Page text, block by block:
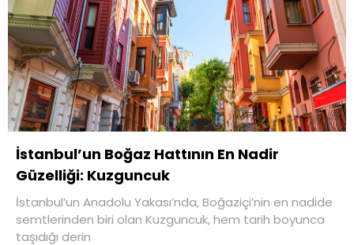
İstanbul’un Boğaz Hattının En Nadir
Güzelliği: Kuzguncuk
İstanbul’un Anadolu Yakası’nda, Boğaziçi’nin en nadide
semtlerinden biri olan Kuzguncuk, hem tarih boyunca
taşıdığı derin